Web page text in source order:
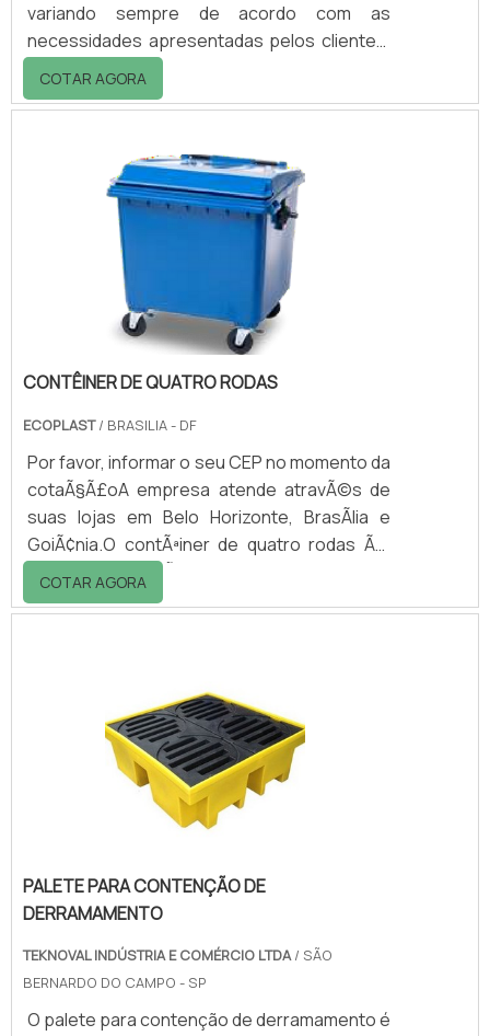
variando sempre de acordo com as
necessidades apresentadas pelos clientes.
Essas lixeiras colaboram para que o
ambiente fique limpo e organizado, também
deslocar para outros ambientes para
descartar o lixo.Obtenha maiores
informações entrando em contato com a
COTAR AGORA
CONTÊINER DE QUATRO RODAS
ECOPLAST/ BRASILIA - DF
Por favor, informar o seu CEP no momento da
cotaÃ§Ã£oA empresa atende atravÃ©s de
suas lojas em Belo Horizonte, BrasÃ­lia e
GoiÃ¢nia.O contÃªiner de quatro rodas Ã©
um reservatÃ³rio utilizado para
acondicionamento e transporte dos resÃ­
estabelecimentos, de onde sÃ£o retirados
pelos caminhÃµes compactadores.O
produto Ã© leve e de fÃ¡cil manuseio. Seu
corpo e tampa sÃ£o fabricado.
COTAR AGORA
PALETE PARA CONTENÇÃO DE
DERRAMAMENTO
TEKNOVAL INDÚSTRIA E COMÉRCIO LTDA/ SÃO
BERNARDO DO CAMPO - SP
O palete para contenção de derramamento é